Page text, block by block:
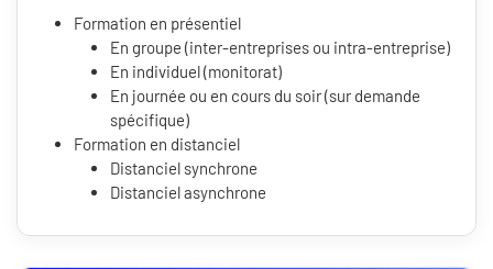
Formation en présentiel
En groupe (inter-entreprises ou intra-entreprise)
En individuel (monitorat)
En journée ou en cours du soir (sur demande
spécifique)
Formation en distanciel
Distanciel synchrone
Distanciel asynchrone